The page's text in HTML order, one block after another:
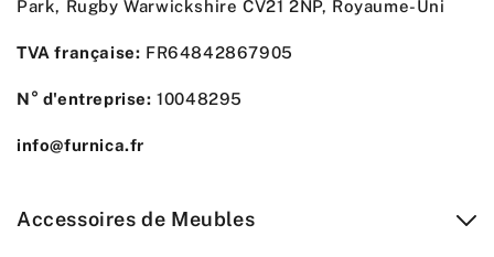
Park, Rugby Warwickshire CV21 2NP, Royaume-Uni
TVA française: FR64842867905
N° d'entreprise: 10048295
info@furnica.fr
Accessoires de Meubles